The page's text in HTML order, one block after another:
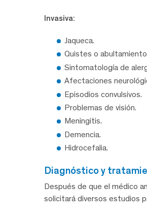
Invasiva:
Jaqueca.
Quistes o
Sintomatología de
Afectaciones
Episodios convulsivos.
Problemas de visión.
Meningitis.
Demencia.
Hidrocefalia.
diagnóstico y
Después de que el médico
solicitará diversos estudios